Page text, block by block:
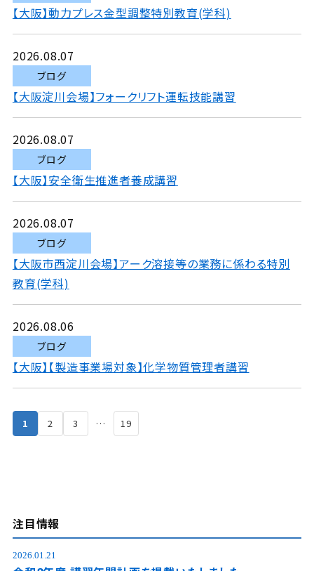
【大阪】動力プレス金型調整特別教育(学科)
2026.08.07
ブログ
【大阪淀川会場】フォークリフト運転技能講習
2026.08.07
ブログ
【大阪】安全衛生推進者養成講習
2026.08.07
ブログ
【大阪市西淀川会場】アーク溶接等の業務に係わる特別
教育(学科)
2026.08.06
ブログ
【大阪】【製造事業場対象】化学物質管理者講習
1 2 3 … 19
注目情報
2026.01.21